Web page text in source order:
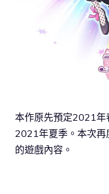
本作原先預定2021年
2021年夏季。本次再
的遊戲內容。